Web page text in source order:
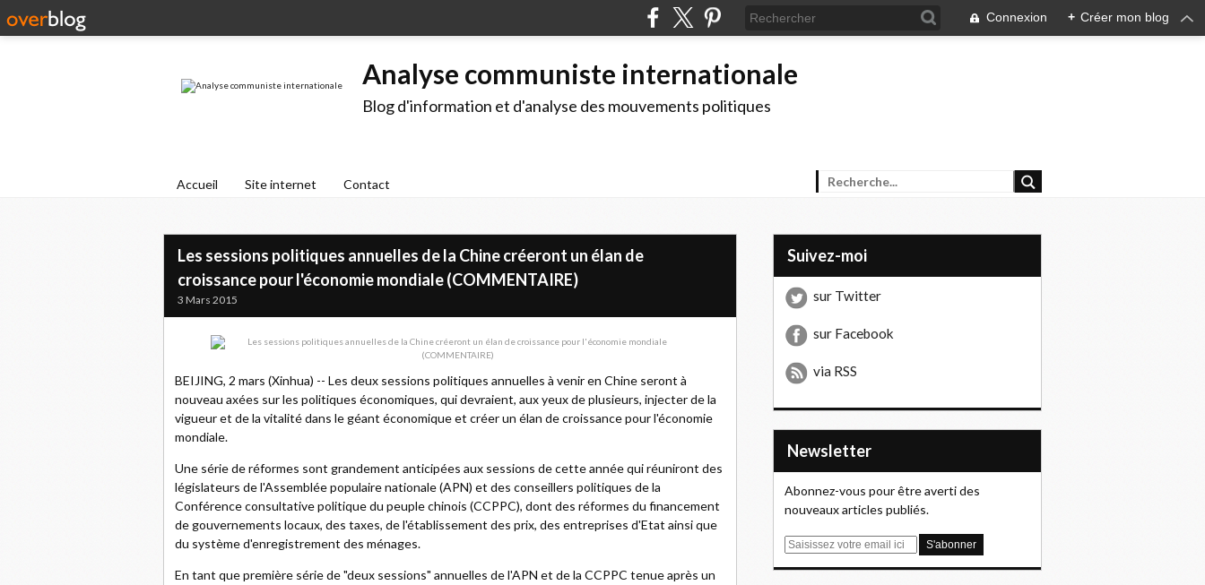
Connexion + Créer mon blog
Analyse communiste internationale
Blog d'information et d'analyse des mouvements politiques
Accueil Site internet Contact
Les sessions politiques annuelles de la Chine créeront un élan de
croissance pour l'économie mondiale (COMMENTAIRE)
3 Mars 2015
BEIJING, 2 mars (Xinhua) -- Les deux sessions politiques annuelles à venir en Chine seront à
nouveau axées sur les politiques économiques, qui devraient, aux yeux de plusieurs, injecter de la
vigueur et de la vitalité dans le géant économique et créer un élan de croissance pour l'économie
mondiale.
Une série de réformes sont grandement anticipées aux sessions de cette année qui réuniront des
législateurs de l'Assemblée populaire nationale (APN) et des conseillers politiques de la
Conférence consultative politique du peuple chinois (CCPPC), dont des réformes du financement
de gouvernements locaux, des taxes, de l'établissement des prix, des entreprises d'Etat ainsi que
du système d'enregistrement des ménages.
En tant que première série de "deux sessions" annuelles de l'APN et de la CCPPC tenue après un
Suivez-moi
sur Twitter
sur Facebook
via RSS
Newsletter
Abonnez-vous pour être averti des
nouveaux articles publiés.
E